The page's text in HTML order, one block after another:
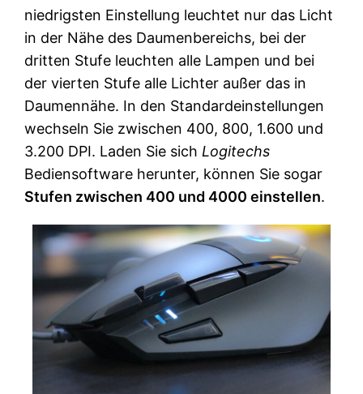
niedrigsten Einstellung leuchtet nur das Licht
in der Nähe des Daumenbereichs, bei der
dritten Stufe leuchten alle Lampen und bei
der vierten Stufe alle Lichter außer das in
Daumennähe. In den Standardeinstellungen
wechseln Sie zwischen 400, 800, 1.600 und
3.200 DPI. Laden Sie sich Logitechs
Bediensoftware herunter, können Sie sogar
Stufen zwischen 400 und 4000 einstellen.